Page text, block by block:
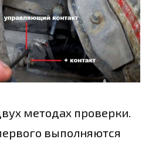
методах проверки.
выполняются